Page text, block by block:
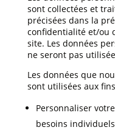
sont collectées et
précisées dans la
confidentialité et/ou
site. Les données
ne seront pas
Les données que
sont utilisées aux
Personnaliser
besoins